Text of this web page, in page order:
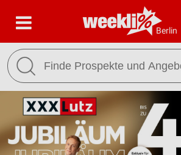
Berlin